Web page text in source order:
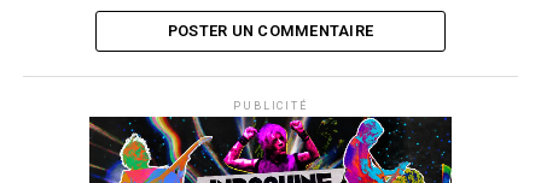
POSTER UN COMMENTAIRE
PUBLICITÉ